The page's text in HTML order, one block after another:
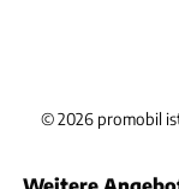
©2026 promobil